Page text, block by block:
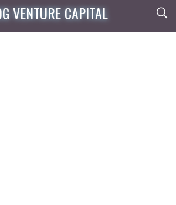
VENTURE CAPITAL